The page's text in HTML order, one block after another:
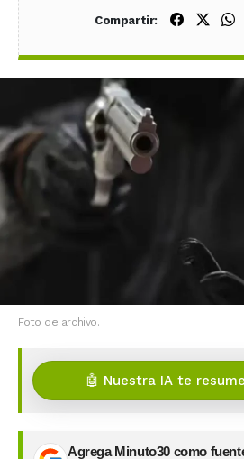
Compartir:
Foto de archivo.
🤖 Nuestra IA te
Agrega Minuto30 como